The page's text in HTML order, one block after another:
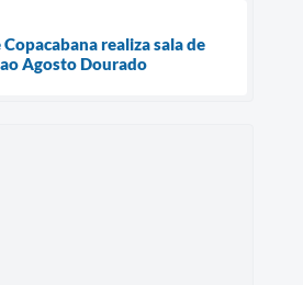
realiza sala de
Agosto Dourado